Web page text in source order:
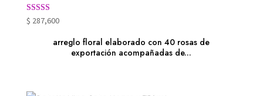
Valorado con
5.00
$ 287,600
arreglo floral elaborado con 40 rosas de
exportación acompañadas de...